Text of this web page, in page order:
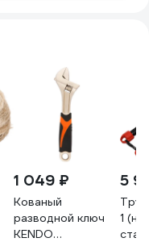
1 049 ₽
Кованый
разводной ключ
KENDO
5
1